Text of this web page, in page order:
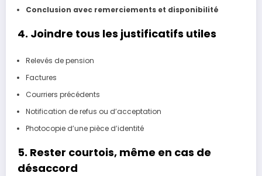
Conclusion avec remerciements et disponibilité
4. Joindre tous les justificatifs utiles
Relevés de pension
Factures
Courriers précédents
Notification de refus ou d’acceptation
Photocopie d’une pièce d’identité
5. Rester courtois, même en cas de
désaccord